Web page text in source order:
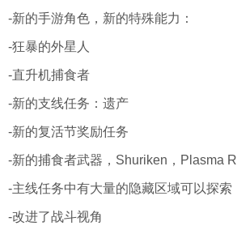
-新的手游角色，新的特殊能力：
-狂暴的外星人
-直升机捕食者
-新的支线任务：遗产
-新的复活节奖励任务
-新的捕食者武器，Shuriken，Plasma
-主线任务中有大量的隐藏区域可以探索
-改进了战斗视角